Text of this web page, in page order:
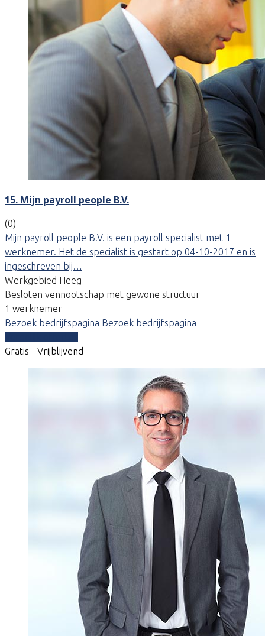
15. Mijn payroll people B.V.
(0)
Mijn payroll people B.V. is een payroll specialist met 1
werknemer. Het de specialist is gestart op 04-10-2017 en is
ingeschreven bij…
Werkgebied Heeg
Besloten vennootschap met gewone structuur
1 werknemer
Bezoek bedrijfspagina Bezoek bedrijfspagina
Gratis - Vrijblijvend